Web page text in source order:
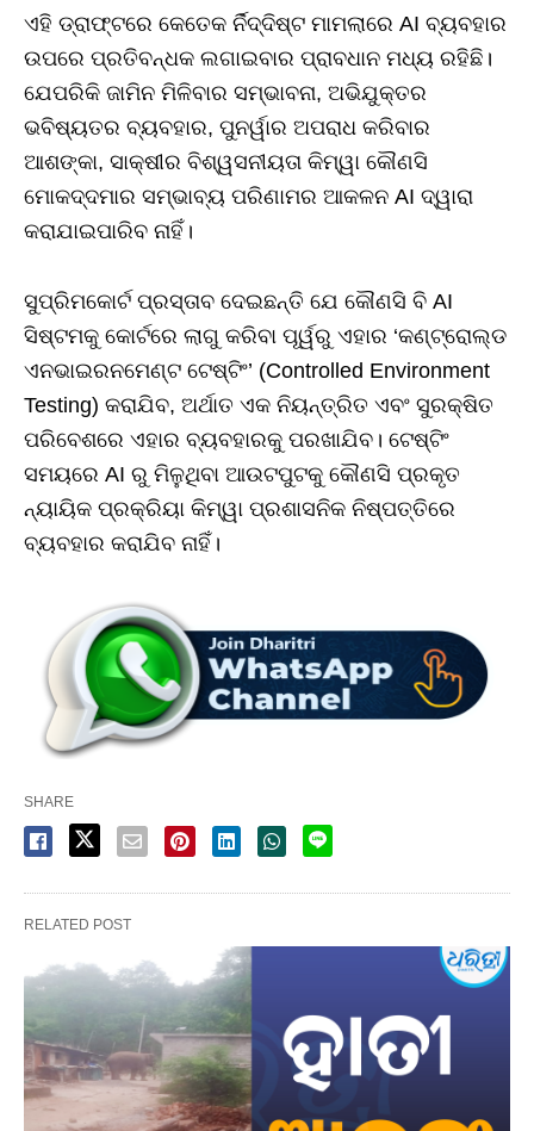
ଏହି ଡ୍ରାଫ୍ଟରେ କେତେକ ର୍ନିଦ୍ଦିଷ୍ଟ ମାମଲାରେ AI ବ୍ୟବହାର
ଉପରେ ପ୍ରତିବନ୍ଧକ ଲଗାଇବାର ପ୍ରାବଧାନ ମଧ୍ୟ ରହିଛି।
ଯେପରିକି ଜାମିନ ମିଳିବାର ସମ୍ଭାବନା, ଅଭିଯୁକ୍ତର
ଭବିଷ୍ୟତର ବ୍ୟବହାର, ପୁନର୍ୱାର ଅପରାଧ କରିବାର
ଆଶଙ୍କା, ସାକ୍ଷୀର ବିଶ୍ୱସନୀୟତା କିମ୍ୱା କୌଣସି
ମୋକଦ୍ଦମାର ସମ୍ଭାବ୍ୟ ପରିଣାମର ଆକଳନ AI ଦ୍ୱାରା
କରାଯାଇପାରିବ ନାହିଁ।
ସୁପ୍ରିମକୋର୍ଟ ପ୍ରସ୍ତାବ ଦେଇଛନ୍ତି ଯେ କୌଣସି ବି AI
ସିଷ୍ଟମକୁ କୋର୍ଟରେ ଲାଗୁ କରିବା ପୂର୍ୱରୁ ଏହାର ‘କଣ୍ଟ୍ରୋଲ୍ଡ
ଏନଭାଇରନମେଣ୍ଟ ଟେଷ୍ଟିଂ’ (Controlled Environment
Testing) କରାଯିବ, ଅର୍ଥାତ ଏକ ନିୟନ୍ତ୍ରିତ ଏବଂ ସୁରକ୍ଷିତ
ପରିବେଶରେ ଏହାର ବ୍ୟବହାରକୁ ପରଖାଯିବ। ଟେଷ୍ଟିଂ
ସମୟରେ AI ରୁ ମିଳୁଥିବା ଆଉଟପୁଟକୁ କୌଣସି ପ୍ରକୃତ
ନ୍ୟାୟିକ ପ୍ରକ୍ରିୟା କିମ୍ୱା ପ୍ରଶାସନିକ ନିଷ୍ପତ୍ତିରେ
ବ୍ୟବହାର କରାଯିବ ନାହିଁ।
SHARE
RELATED POST